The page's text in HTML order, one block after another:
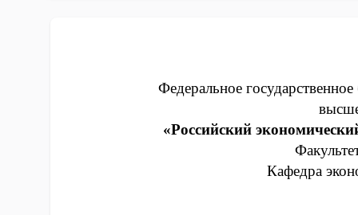
Федеральное
«Российский
Кафедра